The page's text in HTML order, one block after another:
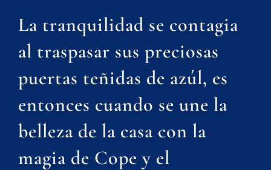
La tranquilidad se contagia
al traspasar sus preciosas
puertas teñidas de azúl, es
entonces cuando se une la
belleza de la casa con la
magia de Cope y el